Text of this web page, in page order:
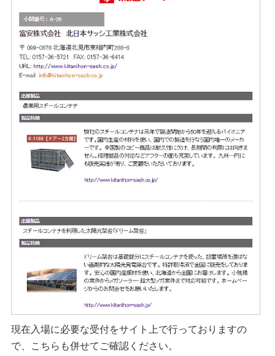
現在入場に必要な受付をサイト上で行っておりますの
で、こちらも併せてご確認ください。